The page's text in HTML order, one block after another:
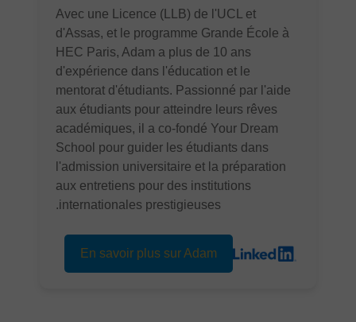
Avec une Licence (LLB) de l'UCL et
d'Assas, et le programme Grande École à
HEC Paris, Adam a plus de 10 ans
d'expérience dans l'éducation et le
mentorat d'étudiants. Passionné par l'aide
aux étudiants pour atteindre leurs rêves
académiques, il a co-fondé Your Dream
School pour guider les étudiants dans
l'admission universitaire et la préparation
aux entretiens pour des institutions
internationales prestigieuses.
En savoir plus sur Adam